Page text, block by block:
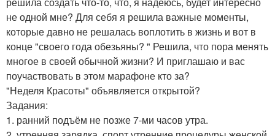
не одной мне? Для себя я решила важные моменты,
которые давно не решалась воплотить в жизнь и вот в
конце "своего года обезьяны? " Решила, что пора менять
многое в своей обычной жизни? И приглашаю и вас
поучаствовать в этом марафоне кто за?
"Неделя Красоты" объявляется открытой?
Задания:
1. ранний подъём не позже 7-ми часов утра.